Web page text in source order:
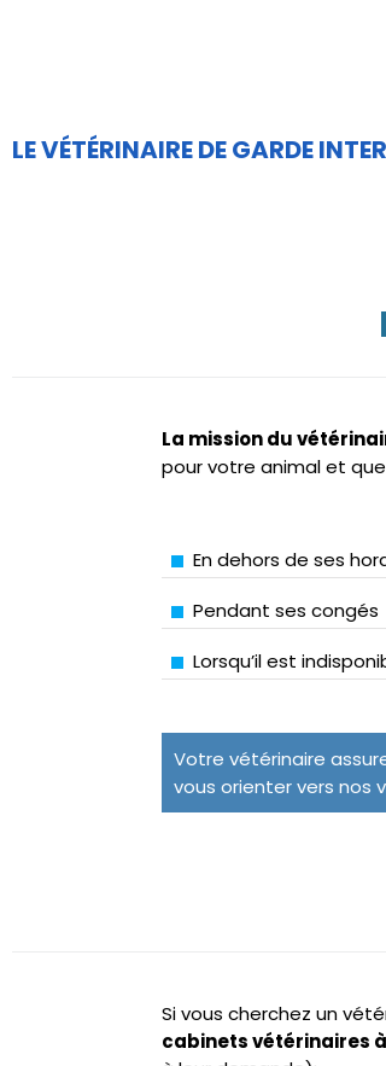
LE VÉTÉRINAIRE DE GARDE
La mission du
pour votre animal et
En dehors de ses
Pendant ses congés
Lorsqu’il est
Votre vétérinaire
vous orienter vers nos
Si vous cherchez un
cabinets vétérinaires